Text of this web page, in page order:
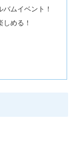
バムイベント！
める！